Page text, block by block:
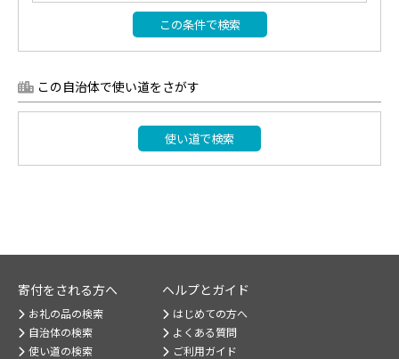
この条件で検索
この自治体で使い道をさがす
使い道で検索
寄付をされる方へ
お礼の品の検索
自治体の検索
使い道の検索
ヘルプとガイド
はじめての方へ
よくある質問
ご利用ガイド